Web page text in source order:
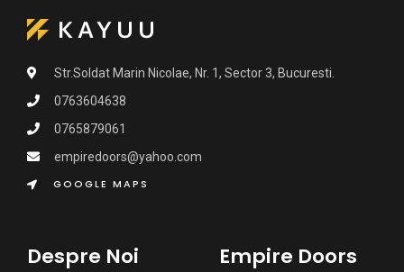
Str.Soldat Marin Nicolae, Nr. 1, Sector 3, Bucuresti.
0763604638
0765879061
empiredoors@yahoo.com
GOOGLE MAPS
Despre Noi Empire Doors